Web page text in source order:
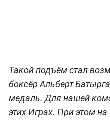
Такой подъём стал
боксёр Альберт
медаль. Для нашей
этих Играх. При этом